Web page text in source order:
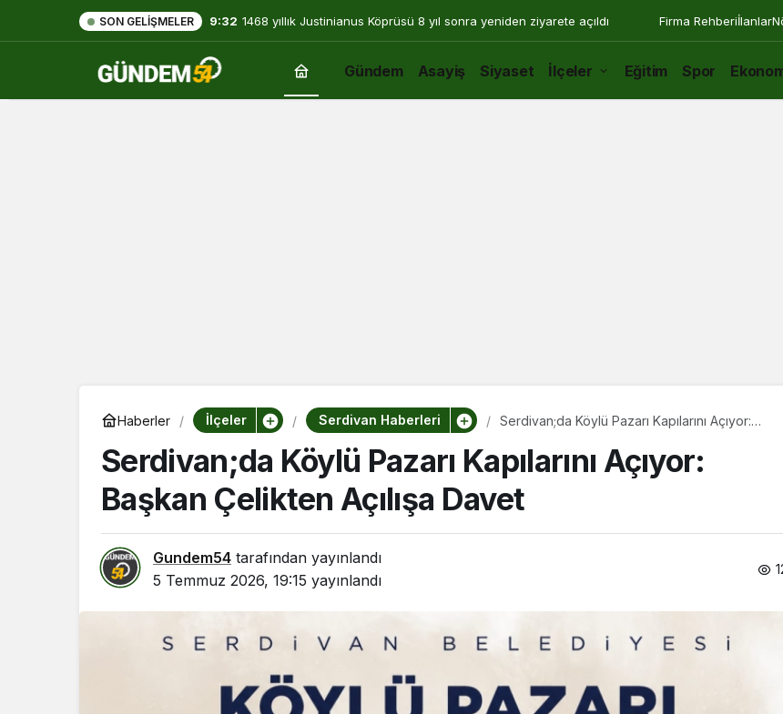
SON GELIŞMELER 9:32 1468 yıllık Justinianus Köprüsü 8 yıl sonra yeniden ziyarete açıldı Firma Rehberiİlanlar
Gündem Asayiş Siyaset İlçeler Eğitim Spor
Haberler İlçeler Serdivan Haberleri
Serdivan;da Köylü Pazarı Kapılarını Açıyor:
Serdivan;da Köylü Pazarı Kapılarını Açıyor:
Başkan Çelikten Açılışa Davet
Gundem54 tarafından yayınlandı
5 Temmuz 2026, 19:15 yayınlandı